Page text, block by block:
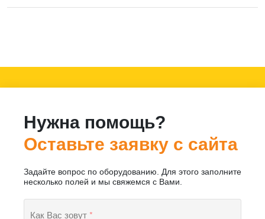
Нужна помощь?
Оставьте заявку с сайта
Задайте вопрос по оборудованию. Для этого заполните
несколько полей и мы свяжемся с Вами.
Как Вас зовут*